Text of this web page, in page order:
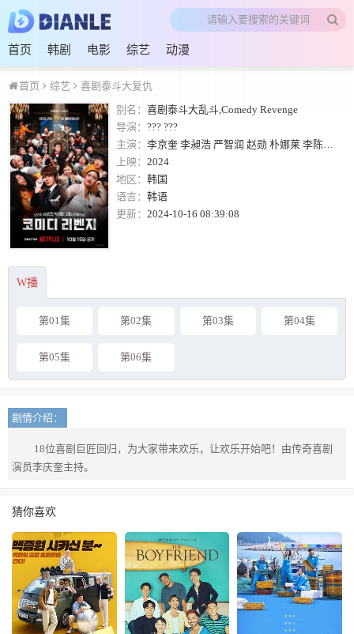
首页 韩剧 电影 综艺 动漫
首页 综艺
喜剧泰斗大复仇
别名： 喜剧泰斗大乱斗,Comedy Revenge
导演： ??? ???
主演： 李京奎 李昶浩 严智润 赵勋 朴娜莱 李陈镐
上映： 2024
地区： 韩国
语言： 韩语
更新： 2024-10-16 08:39:08
W播
第01集 第02集 第03集 第04集
第05集 第06集
剧情介绍：
18位喜剧巨匠回归，为大家带来欢乐，让欢乐开始吧！由传奇喜剧
演员李庆奎主持。
猜你喜欢